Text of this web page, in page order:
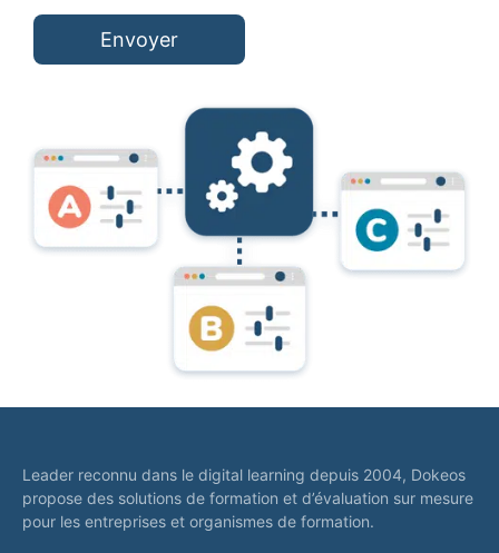
Envoyer
Leader reconnu dans le digital learning depuis 2004, Dokeos
propose des solutions de formation et d’évaluation sur mesure
pour les entreprises et organismes de formation.